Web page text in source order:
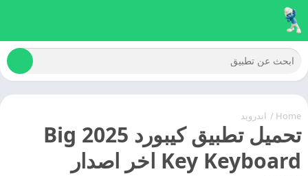
Home
/ اندرويد
تحميل تطبيق كيبورد 2025 Big
Key Keyboard اخر اصدار